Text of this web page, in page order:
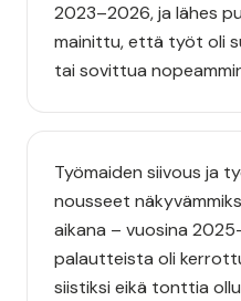
2023–2026, ja lähes
mainittu, että työt oli
tai sovittua
Työmaiden siivous ja
nousseet
aikana – vuosina
palautteista oli
siistiksi eikä tonttia